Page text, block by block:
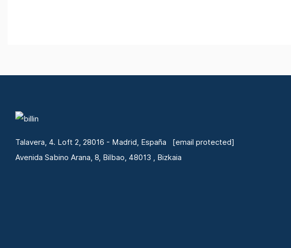
Talavera, 4. Loft 2, 28016 - Madrid, España
[email protected]
Avenida Sabino Arana, 8, Bilbao, 48013 , Bizkaia